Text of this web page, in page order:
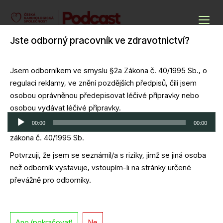
Cardio Podcast
Cyklus podzimních webinářů ČKS 2025
Audio
přehrávač
00:00 00:00
Download file|Play in new window
října, 2025
Hypertrofie levé komory podpořeno edukačním grantem BMS
Jste odborný pracovník ve zdravotnictví?
Jsem odborníkem ve smyslu §2a Zákona č. 40/1995 Sb., o
regulaci reklamy, ve znění pozdějších předpisů, čili jsem
osobou oprávněnou předepisovat léčivé přípravky nebo
osobou vydávat léčivé přípravky.
Potvrzuji, že jsem se seznámil/a s definicí odborník dle
zákona č. 40/1995 Sb.
Potvrzuji, že jsem se seznámil/a s riziky, jimž se jiná osoba
než odborník vystavuje, vstoupím-li na stránky určené
převážně pro odborníky.